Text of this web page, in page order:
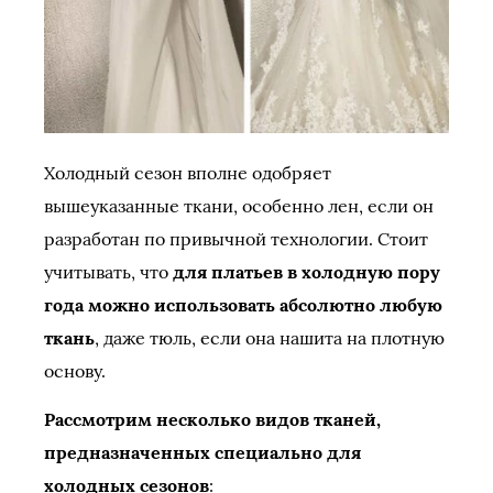
Холодный сезон вполне одобряет
вышеуказанные ткани, особенно лен, если он
разработан по привычной технологии. Стоит
учитывать, что для платьев в холодную пору
года можно использовать абсолютно любую
ткань, даже тюль, если она нашита на плотную
основу.
Рассмотрим несколько видов тканей,
предназначенных специально для
холодных сезонов: